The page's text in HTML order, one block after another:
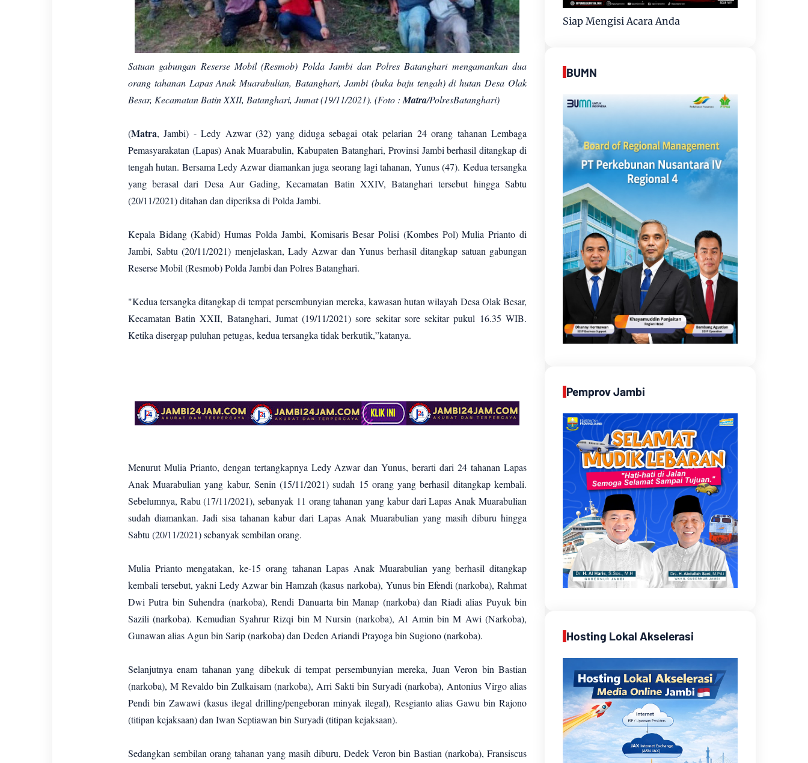
Satuan gabungan Reserse Mobil (Resmob) Polda Jambi dan Polres Batanghari mengamankan dua
orang tahanan Lapas Anak Muarabulian, Batanghari, Jambi (buka baju tengah) di hutan Desa Olak
Besar, Kecamatan Batin XXII, Batanghari, Jumat (19/11/2021). (Foto : Matra/PolresBatanghari)
(Matra, Jambi) - Ledy Azwar (32) yang diduga sebagai otak pelarian 24 orang tahanan Lembaga
Pemasyarakatan (Lapas) Anak Muarabulin, Kabupaten Batanghari, Provinsi Jambi berhasil ditangkap di
tengah hutan. Bersama Ledy Azwar diamankan juga seorang lagi tahanan, Yunus (47). Kedua tersangka
yang berasal dari Desa Aur Gading, Kecamatan Batin XXIV, Batanghari tersebut hingga Sabtu
(20/11/2021) ditahan dan diperiksa di Polda Jambi.
Kepala Bidang (Kabid) Humas Polda Jambi, Komisaris Besar Polisi (Kombes Pol) Mulia Prianto di
Jambi, Sabtu (20/11/2021) menjelaskan, Lady Azwar dan Yunus berhasil ditangkap satuan gabungan
Reserse Mobil (Resmob) Polda Jambi dan Polres Batanghari.
"Kedua tersangka ditangkap di tempat persembunyian mereka, kawasan hutan wilayah Desa Olak Besar,
Kecamatan Batin XXII, Batanghari, Jumat (19/11/2021) sore sekitar sore sekitar pukul 16.35 WIB.
Ketika disergap puluhan petugas, kedua tersangka tidak berkutik,”katanya.
Menurut Mulia Prianto, dengan tertangkapnya Ledy Azwar dan Yunus, berarti dari 24 tahanan Lapas
Anak Muarabulian yang kabur, Senin (15/11/2021) sudah 15 orang yang berhasil ditangkap kembali.
Sebelumnya, Rabu (17/11/2021), sebanyak 11 orang tahanan yang kabur dari Lapas Anak Muarabulian
sudah diamankan. Jadi sisa tahanan kabur dari Lapas Anak Muarabulian yang masih diburu hingga
Sabtu (20/11/2021) sebanyak sembilan orang.
Mulia Prianto mengatakan, ke-15 orang tahanan Lapas Anak Muarabulian yang berhasil ditangkap
kembali tersebut, yakni Ledy Azwar bin Hamzah (kasus narkoba), Yunus bin Efendi (narkoba), Rahmat
Dwi Putra bin Suhendra (narkoba), Rendi Danuarta bin Manap (narkoba) dan Riadi alias Puyuk bin
Sazili (narkoba). Kemudian Syahrur Rizqi bin M Nursin (narkoba), Al Amin bin M Awi (Narkoba),
Gunawan alias Agun bin Sarip (narkoba) dan Deden Ariandi Prayoga bin Sugiono (narkoba).
Selanjutnya enam tahanan yang dibekuk di tempat persembunyian mereka, Juan Veron bin Bastian
(narkoba), M Revaldo bin Zulkaisam (narkoba), Arri Sakti bin Suryadi (narkoba), Antonius Virgo alias
Pendi bin Zawawi (kasus ilegal drilling/pengeboran minyak ilegal), Resgianto alias Gawu bin Rajono
(titipan kejaksaan) dan Iwan Septiawan bin Suryadi (titipan kejaksaan).
Sedangkan sembilan orang tahanan yang masih diburu, Dedek Veron bin Bastian (narkoba), Fransiscus
Siap Mengisi Acara Anda
BUMN
Pemprov Jambi
Hosting Lokal Akselerasi